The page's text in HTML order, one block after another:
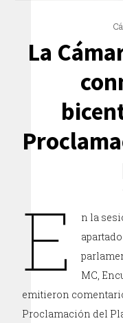
La
E
n la
MC,
emitieron
Proclamación del